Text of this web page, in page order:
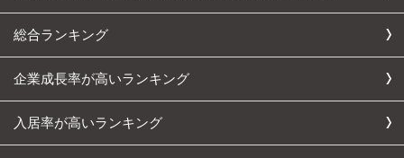
総合ランキング
企業成長率が高いランキング
入居率が高いランキング